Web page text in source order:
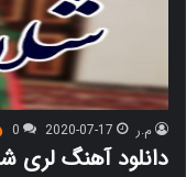
م.ر 2020-07-17
0
دانلود آهنگ لری